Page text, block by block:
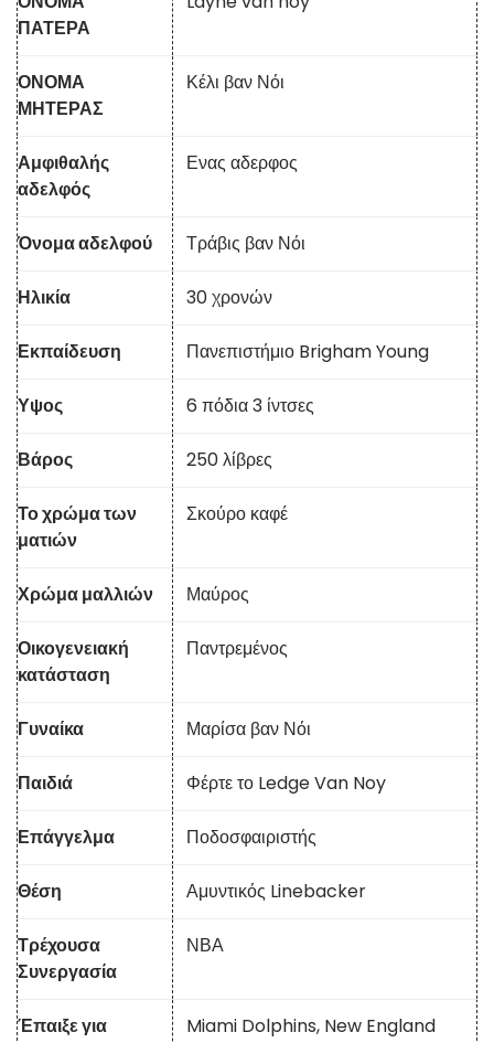
ΠΑΤΕΡΑ
ΟΝΟΜΑ
ΜΗΤΕΡΑΣ
Κέλι βαν Νόι
Αμφιθαλής
αδελφός
Ενας αδερφος
Όνομα αδελφού Τράβις βαν Νόι
Ηλικία 30 χρονών
Εκπαίδευση Πανεπιστήμιο Brigham Young
Υψος 6 πόδια 3 ίντσες
Βάρος 250 λίβρες
Το χρώμα των
ματιών
Σκούρο καφέ
Χρώμα μαλλιών Μαύρος
Οικογενειακή
κατάσταση
Παντρεμένος
Γυναίκα Μαρίσα βαν Νόι
Παιδιά Φέρτε το Ledge Van Noy
Επάγγελμα Ποδοσφαιριστής
Θέση Αμυντικός Linebacker
Τρέχουσα
Συνεργασία
ΝΒΑ
Έπαιξε για
Miami Dolphins, New England